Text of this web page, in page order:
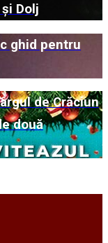
Dolj
ghid pentru
de Crăciun
două